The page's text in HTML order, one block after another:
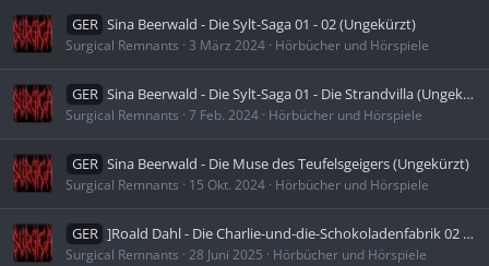
GER Sina Beerwald - Die Sylt-Saga 01 - 02 (Ungekürzt)
Surgical Remnants 3 März 2024 Hörbücher und Hörspiele
GER Sina Beerwald - Die Sylt-Saga 01 - Die Strandvilla (Ungekürzt)
Surgical Remnants 7 Feb. 2024 Hörbücher und Hörspiele
GER Sina Beerwald - Die Muse des Teufelsgeigers (Ungekürzt)
Surgical Remnants 15 Okt. 2024 Hörbücher und Hörspiele
GER ]Roald Dahl - Die Charlie-und-die-Schokoladenfabrik 02 - Charlie und der große gläserne Fahrstuhl (Ungekürzt)
Surgical Remnants 28 Juni 2025 Hörbücher und Hörspiele